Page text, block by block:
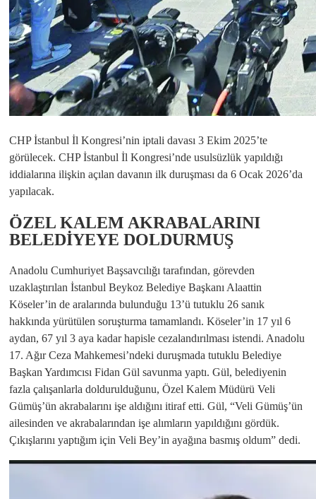
CHP İstanbul İl Kongresi’nin iptali davası 3 Ekim 2025’te
görülecek. CHP İstanbul İl Kongresi’nde usulsüzlük yapıldığı
iddialarına ilişkin açılan davanın ilk duruşması da 6 Ocak 2026’da
yapılacak.
ÖZEL KALEM AKRABALARINI
BELEDİYEYE DOLDURMUŞ
Anadolu Cumhuriyet Başsavcılığı tarafından, görevden
uzaklaştırılan İstanbul Beykoz Belediye Başkanı Alaattin
Köseler’in de aralarında bulunduğu 13’ü tutuklu 26 sanık
hakkında yürütülen soruşturma tamamlandı. Köseler’in 17 yıl 6
aydan, 67 yıl 3 aya kadar hapisle cezalandırılması istendi. Anadolu
17. Ağır Ceza Mahkemesi’ndeki duruşmada tutuklu Belediye
Başkan Yardımcısı Fidan Gül savunma yaptı. Gül, belediyenin
fazla çalışanlarla doldurulduğunu, Özel Kalem Müdürü Veli
Gümüş’ün akrabalarını işe aldığını itiraf etti. Gül, “Veli Gümüş’ün
ailesinden ve akrabalarından işe alımların yapıldığını gördük.
Çıkışlarını yaptığım için Veli Bey’in ayağına basmış oldum” dedi.